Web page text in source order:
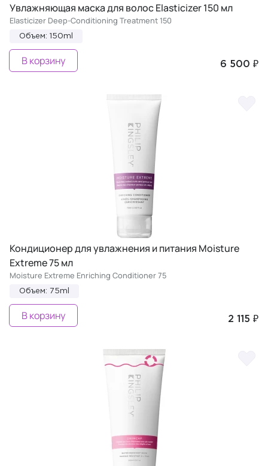
Увлажняющая маска для волос Elasticizer 150 мл
Elasticizer Deep-Conditioning Treatment 150
Объем: 150ml
6 500 ₽
В корзину
Кондиционер для увлажнения и питания Moisture
Extreme 75 мл
Moisture Extreme Enriching Conditioner 75
Объем: 75ml
2 115 ₽
В корзину